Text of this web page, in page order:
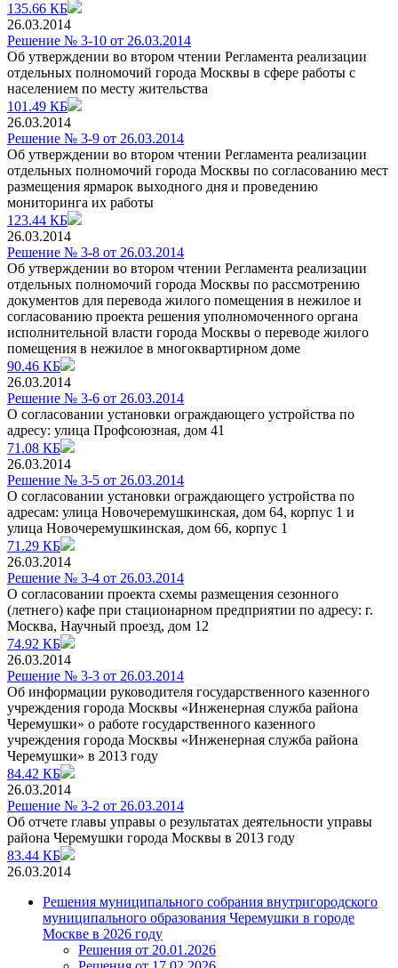
135.66 КБ
26.03.2014
Решение № 3-10 от 26.03.2014
Об утверждении во втором чтении Регламента реализации
отдельных полномочий города Москвы в сфере работы с
населением по месту жительства
101.49 КБ
26.03.2014
Решение № 3-9 от 26.03.2014
Об утверждении во втором чтении Регламента реализации
отдельных полномочий города Москвы по согласованию мест
размещения ярмарок выходного дня и проведению
мониторинга их работы
123.44 КБ
26.03.2014
Решение № 3-8 от 26.03.2014
Об утверждении во втором чтении Регламента реализации
отдельных полномочий города Москвы по рассмотрению
документов для перевода жилого помещения в нежилое и
согласованию проекта решения уполномоченного органа
исполнительной власти города Москвы о переводе жилого
помещения в нежилое в многоквартирном доме
90.46 КБ
26.03.2014
Решение № 3-6 от 26.03.2014
О согласовании установки ограждающего устройства по
адресу: улица Профсоюзная, дом 41
71.08 КБ
26.03.2014
Решение № 3-5 от 26.03.2014
О согласовании установки ограждающего устройства по
адресам: улица Новочеремушкинская, дом 64, корпус 1 и
улица Новочеремушкинская, дом 66, корпус 1
71.29 КБ
26.03.2014
Решение № 3-4 от 26.03.2014
О согласовании проекта схемы размещения сезонного
(летнего) кафе при стационарном предприятии по адресу: г.
Москва, Научный проезд, дом 12
74.92 КБ
26.03.2014
Решение № 3-3 от 26.03.2014
Об информации руководителя государственного казенного
учреждения города Москвы «Инженерная служба района
Черемушки» о работе государственного казенного
учреждения города Москвы «Инженерная служба района
Черемушки» в 2013 году
84.42 КБ
26.03.2014
Решение № 3-2 от 26.03.2014
Об отчете главы управы о результатах деятельности управы
района Черемушки города Москвы в 2013 году
83.44 КБ
26.03.2014
Решения муниципального собрания внутригородского
муниципального образования Черемушки в городе
Москве в 2026 году
Решения от 20.01.2026